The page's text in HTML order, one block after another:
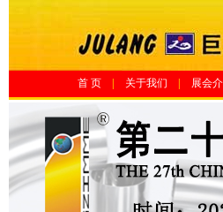
首 页 关于我们 展会